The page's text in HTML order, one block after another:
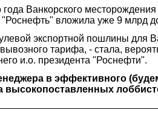
Ванкорского
вложила уже 9 млрд
экспортной пошлины
тарифа, - стала,
и.о. президента "Роснефти".
в эффективного
высокопоставленных